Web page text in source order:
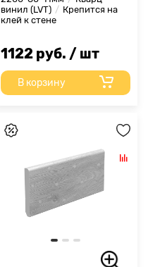
винил (LVT)
Крепится на
клей к стене
1122 руб. / шт
В корзину